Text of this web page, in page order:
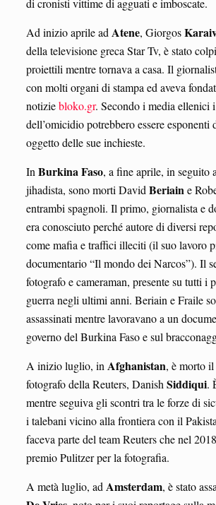
di cronisti vittime di agguati e imboscate.
Ad inizio aprile ad Atene, Giorgos
della televisione greca Star Tv, è stato
proiettili mentre tornava a casa. Il
con molti organi di stampa ed aveva
notiziebloko.gr. Secondo i media ellenici
dell’omicidio potrebbero essere
oggetto delle sue inchieste.
In BurkinaFaso, a fine aprile, in seguito
jihadista, sono morti David Beriaine
entrambi spagnoli. Il primo, giornalista e
era conosciuto perché autore di diversi
come mafia e traffici illeciti (il suo lavoro
documentario “Il mondo dei Narcos”). Il
fotografo e cameraman, presente su tutti i
guerra negli ultimi anni. Beriain e Fraile
assassinati mentre lavoravano a un
governo del Burkina Faso e sul
A inizio luglio, in Afghanistan, è morto
fotografo della Reuters, Danish Siddiqui.
mentre seguiva gli scontri tra le forze di
i talebani vicino alla frontiera con il
faceva parte del team Reuters che nel
premio Pulitzer per la fotografia.
A metà luglio, ad Amsterdam, è stato